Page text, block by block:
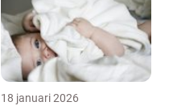
18 januari 2026